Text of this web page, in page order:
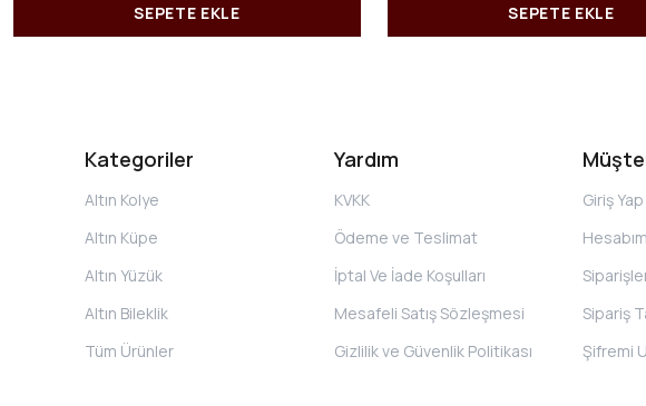
SEPETE EKLE SEPETE EKLE
Kategoriler
Altın Kolye
Altın Küpe
Altın Yüzük
Altın Bileklik
Tüm Ürünler
Yardım
KVKK
Ödeme ve Teslimat
İptal Ve İade Koşulları
Mesafeli Satış Sözleşmesi
Gizlilik ve Güvenlik Politikası
Giriş Yap
Hesabım
Sipariş
Şifremi